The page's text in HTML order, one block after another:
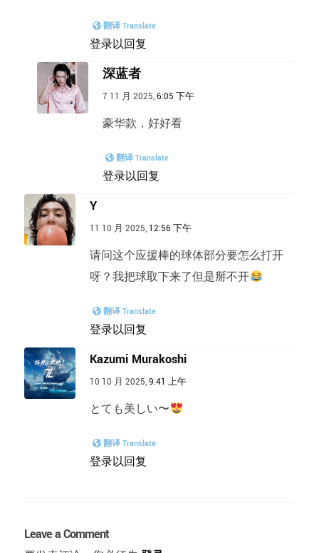
翻译 Translate
登录以回复
深蓝者
7 11 月 2025,6:05 下午
豪华款，好好看
翻译 Translate
登录以回复
Y
11 10 月 2025, 12:56 下午
请问这个应援棒的球体部分要怎么打开
呀？我把球取下来了但是掰不开
翻译 Translate
登录以回复
Kazumi Murakoshi
10 10 月 2025,9:41 上午
とても美しい〜
翻译 Translate
登录以回复
Leave a Comment